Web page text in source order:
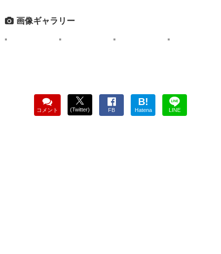
画像ギャラリー
コメント (Twitter) FB
B!
Hatena LINE